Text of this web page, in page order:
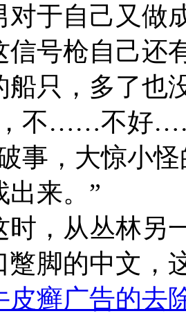
对于自己又做
信号枪自己还
船只，多了也
，不……不好
事，大惊小
出来。”
时，从丛林另
蹩脚的中文，
皮癣广告的去